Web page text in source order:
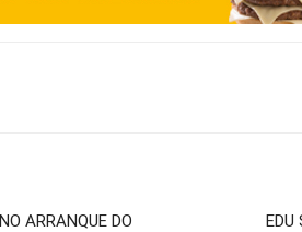
ARRANQUE DO
EDU